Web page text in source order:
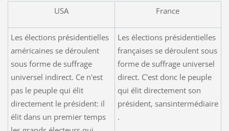
USA France
Les élections présidentielles
américaines se déroulent
sous forme de suffrage
universel indirect. Ce n'est
pas le peuple qui élit
directement le président: il
élit dans un premier temps
Les élections présidentielles
françaises se déroulent sous
forme de suffrage universel
direct. C'est donc le peuple
qui élit directement son
président, sansintermédiaire
.